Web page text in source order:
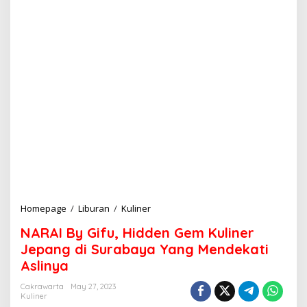
Homepage / Liburan / Kuliner
R
A
I
NARAI By Gifu, Hidden Gem Kuliner
Jepang di Surabaya Yang Mendekati
Aslinya
Cakrawarta
May 27, 2023
Kuliner